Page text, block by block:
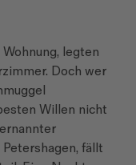
legten
Doch wer
Willen nicht
fällt